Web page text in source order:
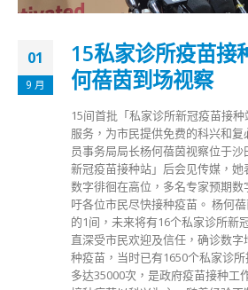
01
9 月
15私家诊所疫苗接
何蓓茵到场视察
15间首批「私家诊所新冠疫苗接
服务，为市民提供免费的科兴和
员事务局局长杨何蓓茵视察位于
新冠疫苗接种站」后会见传媒，
数字徘徊在高位，多名专家预期
吁各位市民尽快接种疫苗。 杨何
的1间，未来将有16个私家诊所新
直深受市民欢迎及信任，确诊数
种疫苗，当时已有1650个私家诊
多达35000次，是政府疫苗接种工